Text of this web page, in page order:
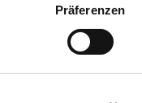
Präferenzen